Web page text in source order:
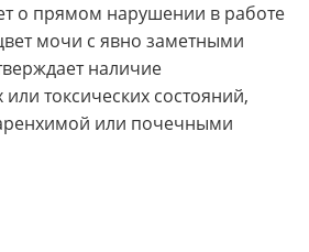
о прямом нарушении в работе
мочи с явно заметными
наличие
токсических состояний,
или почечными